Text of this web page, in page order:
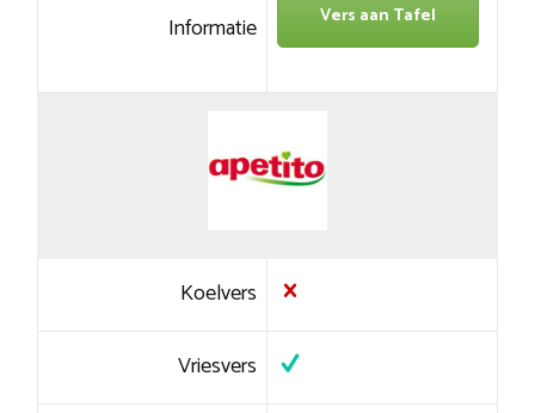
Informatie Vers aan Tafel
Koelvers
Vriesvers